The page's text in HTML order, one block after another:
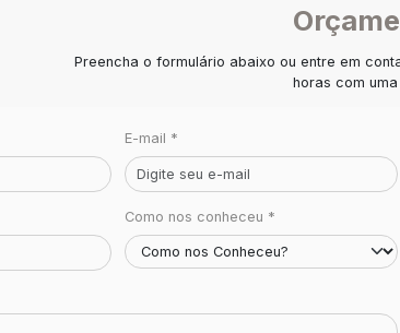
Preencha o formulário abaixo ou entre em
horas com
E-mail *
Como nos conheceu *